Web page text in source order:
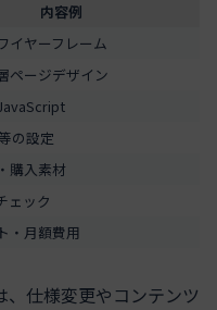
内容例
イヤーフレーム
ページデザイン
の設定
購入素材
ェック
・月額費用
仕様変更やコンテンツ